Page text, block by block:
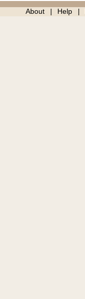
About Help